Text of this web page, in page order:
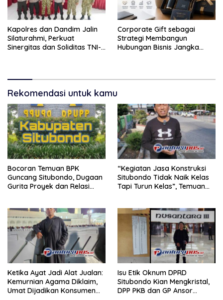
Kapolres dan Dandim Jalin
Silaturahmi, Perkuat
Sinergitas dan Soliditas TNI-
Corporate Gift sebagai
Strategi Membangun
Hubungan Bisnis Jangka
Rekomendasi untuk kamu
Bocoran Temuan BPK
Guncang Situbondo, Dugaan
Gurita Proyek dan Relasi
“Kegiatan Jasa Konstruksi
Situbondo Tidak Naik Kelas
Tapi Turun Kelas”, Temuan
Ketika Ayat Jadi Alat Jualan:
Kemurnian Agama Diklaim,
Umat Dijadikan Konsumen
Isu Etik Oknum DPRD
Situbondo Kian Mengkristal,
DPP PKB dan GP Ansor